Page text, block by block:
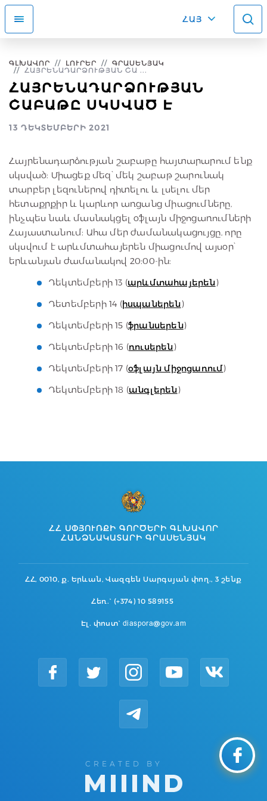
ՀԱՅ
ԳԼԽԱՎՈՐ ԼՈՒՐԵՐ
ԳՐԱՍԵՆՅԱԿ
ՀԱՅՐԵՆԱԴԱՐՁՈՒԹՅԱՆ ՇԱ ...
ՀԱՅՐԵՆԱԴԱՐՁՈՒԹՅԱՆ
ՇԱԲԱԹԸ ՍԿՍՎԱԾ Է
13 ԴԵԿՏԵՄԲԵՐԻ 2021
Հայրենադարձության շաբաթը հայտարարում ենք
սկսված: Միացեք մեզ՝ մեկ շաբաթ շարունակ
տարբեր լեզուներով դիտելու և լսելու մեր
հետաքրքիր և կարևոր առցանց միացումները,
ինչպես նաև մասնակցել օֆլայն միջոցառումների
Հայաստանում: Ահա մեր ժամանակացույցը, որը
սկսվում է արևմտահայերեն միացումով այսօր՝
երևանյան ժամանակով 20:00-ին:
Դեկտեմբերի 13 (արևմտահայերեն)
Դետեմբերի 14 (իսպաներեն)
Դեկտեմբերի 15 (ֆրանսերեն)
Դեկտեմբերի 16 (ռուսերեն)
Դեկտեմբերի 17 (օֆլայն միջոցառում)
Դեկտեմբերի 18 (անգլերեն)
ՀՀ ՍՓՅՈՒՌՔԻ ԳՈՐԾԵՐԻ ԳԼԽԱՎՈՐ
ՀԱՆՁՆԱԿԱՏԱՐԻ ԳՐԱՍԵՆՅԱԿ
ՀՀ, 0010, ք. Երևան, Վազգեն Սարգսյան փող., 3 շենք
Հեռ.` (+374) 10 589155
Էլ. փոստ` diaspora@gov.am
CREATED BY